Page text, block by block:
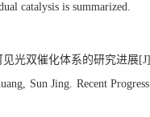
catalysis is summarized.
光双催化体系的研究进展
Sun Jing. Recent